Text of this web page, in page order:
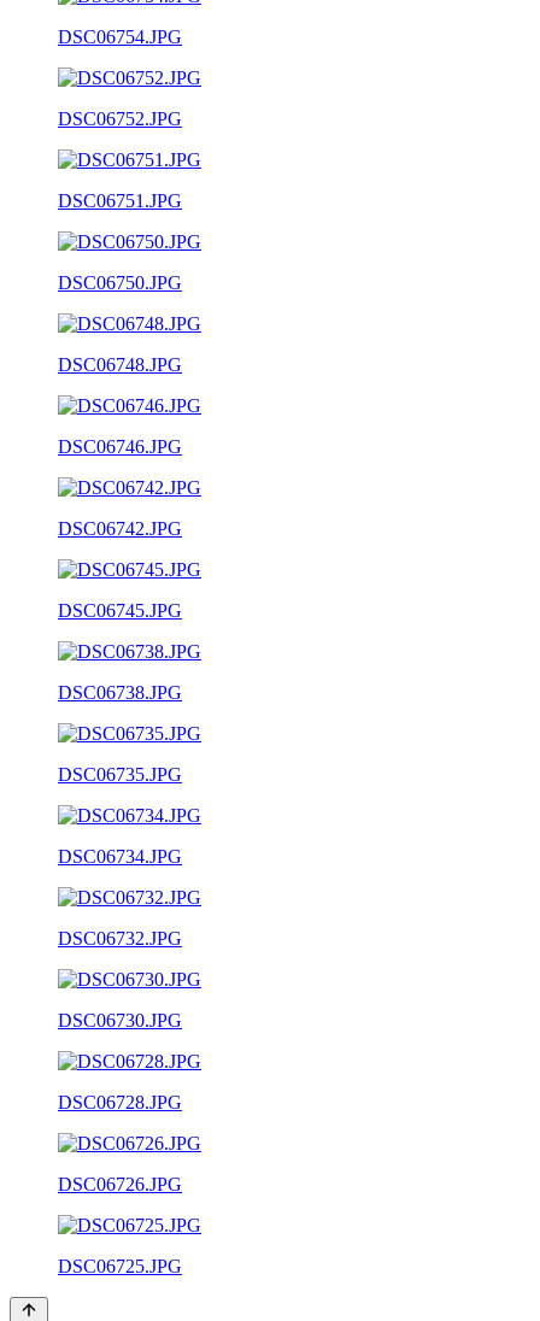
DSC06754.JPG
DSC06752.JPG
DSC06751.JPG
DSC06750.JPG
DSC06748.JPG
DSC06746.JPG
DSC06742.JPG
DSC06745.JPG
DSC06738.JPG
DSC06735.JPG
DSC06734.JPG
DSC06732.JPG
DSC06730.JPG
DSC06728.JPG
DSC06726.JPG
DSC06725.JPG